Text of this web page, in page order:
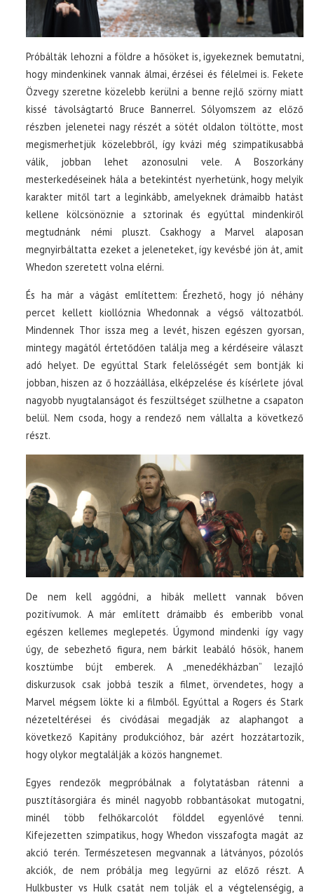
Próbálták lehozni a földre a hősöket is, igyekeznek bemutatni,
hogy mindenkinek vannak álmai, érzései és félelmei is. Fekete
Özvegy szeretne közelebb kerülni a benne rejlő szörny miatt
kissé távolságtartó Bruce Bannerrel. Sólyomszem az előző
részben jelenetei nagy részét a sötét oldalon töltötte, most
megismerhetjük közelebbről, így kvázi még szimpatikusabbá
válik, jobban lehet azonosulni vele. A Boszorkány
mesterkedéseinek hála a betekintést nyerhetünk, hogy melyik
karakter mitől tart a leginkább, amelyeknek drámaibb hatást
kellene kölcsönöznie a sztorinak és egyúttal mindenkiről
megtudnánk némi pluszt. Csakhogy a Marvel alaposan
megnyirbáltatta ezeket a jeleneteket, így kevésbé jön át, amit
Whedon szeretett volna elérni.
És ha már a vágást említettem: Érezhető, hogy jó néhány
percet kellett kiollóznia Whedonnak a végső változatból.
Mindennek Thor issza meg a levét, hiszen egészen gyorsan,
mintegy magától értetődően találja meg a kérdéseire választ
adó helyet. De egyúttal Stark felelősségét sem bontják ki
jobban, hiszen az ő hozzáállása, elképzelése és kísérlete jóval
nagyobb nyugtalanságot és feszültséget szülhetne a csapaton
belül. Nem csoda, hogy a rendező nem vállalta a következő
részt.
De nem kell aggódni, a hibák mellett vannak bőven
pozitívumok. A már említett drámaibb és emberibb vonal
egészen kellemes meglepetés. Úgymond mindenki így vagy
úgy, de sebezhető figura, nem bárkit leabáló hősök, hanem
kosztümbe bújt emberek. A „menedékházban” lezajló
diskurzusok csak jobbá teszik a filmet, örvendetes, hogy a
Marvel mégsem lökte ki a filmből. Egyúttal a Rogers és Stark
nézeteltérései és civódásai megadják az alaphangot a
következő Kapitány produkcióhoz, bár azért hozzátartozik,
hogy olykor megtalálják a közös hangnemet.
Egyes rendezők megpróbálnak a folytatásban rátenni a
pusztításorgiára és minél nagyobb robbantásokat mutogatni,
minél több felhőkarcolót földdel egyenlővé tenni.
Kifejezetten szimpatikus, hogy Whedon visszafogta magát az
akció terén. Természetesen megvannak a látványos, pózolós
akciók, de nem próbálja meg legyűrni az előző részt. A
Hulkbuster vs Hulk csatát nem tolják el a végtelenségig, a